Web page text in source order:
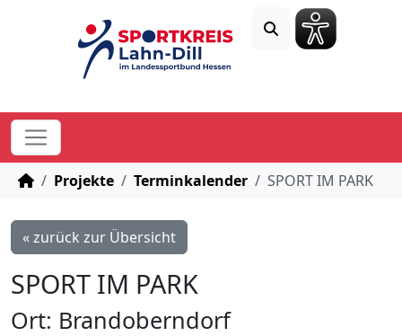
STARTSEITE
Projekte Terminkalender SPORT IM PARK
« zurück zur Übersicht
SPORT IM PARK
Ort: Brandoberndorf